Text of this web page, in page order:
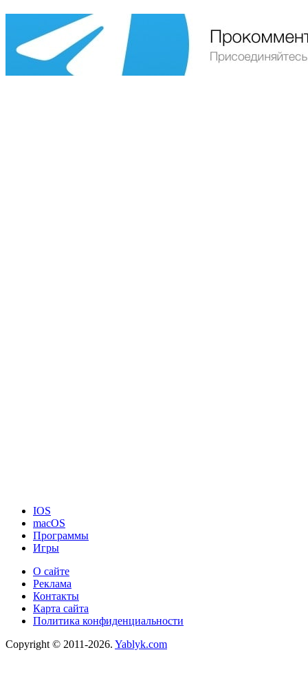
IOS
macOS
Программы
Игры
О сайте
Реклама
Контакты
Карта сайта
Политика конфиденциальности
Copyright © 2011-2026. Yablyk.сom